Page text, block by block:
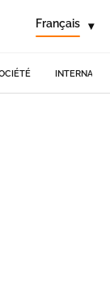
Français ▾